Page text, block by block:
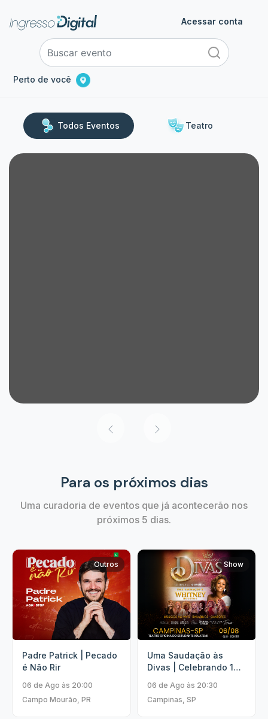
Perto de você
Acessar conta
Todos Eventos Teatro
Para os próximos dias
Uma curadoria de eventos que já acontecerão nos
próximos 5 dias.
Outros
Padre Patrick | Pecado
é Não Rir
06 de Ago às 20:00
Campo Mourão, PR
Show
Uma Saudação às
Divas | Celebrando 10
06 de Ago às 20:30
Campinas, SP